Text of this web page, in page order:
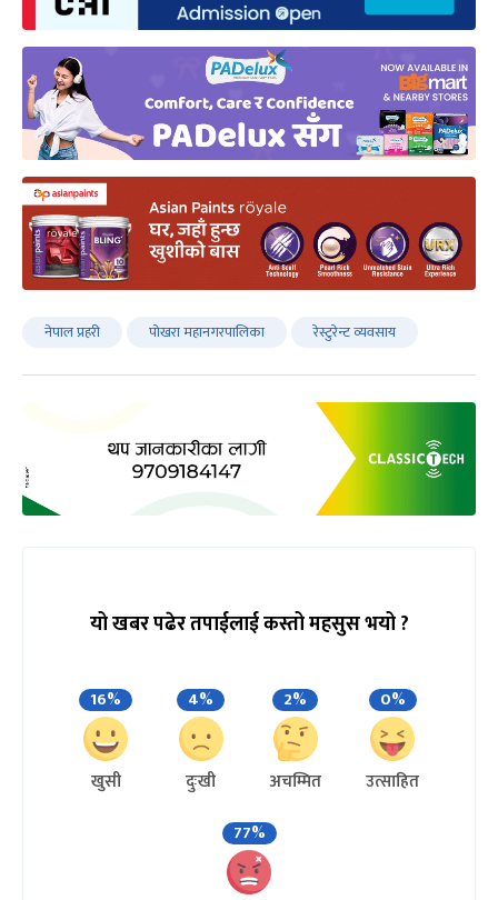
नेपाल प्रहरी पोखरा महानगरपालिका रेस्टुरेन्ट व्यवसाय
यो खबर पढेर तपाईलाई कस्तो महसुस भयो ?
16%
खुसी
4%
दुःखी
2%
अचम्मित
0%
उत्साहित
77%